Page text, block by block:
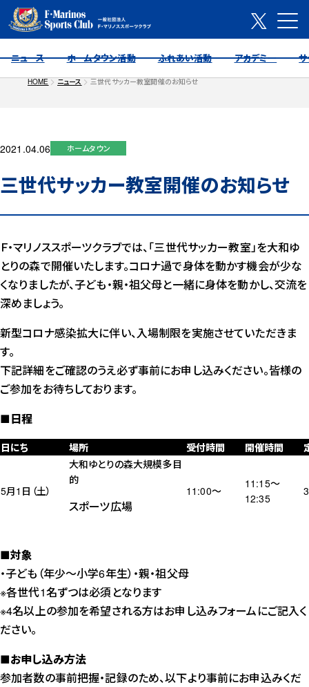
ニュース ホームタウン活動 ふれあい活動 アカデミー
HOME ニュース 三世代サッカー教室開催のお知らせ
2021.04.06 ホームタウン
三世代サッカー教室開催のお知らせ
Ｆ・マリノススポーツクラブでは、「三世代サッカー教室」を大和ゆ
とりの森で開催いたします。コロナ過で身体を動かす機会が少な
くなりましたが、子ども・親・祖父母と一緒に身体を動かし、交流を
深めましょう。
新型コロナ感染拡大に伴い、入場制限を実施させていただきま
す。
下記詳細をご確認のうえ必ず事前にお申し込みください。皆様の
ご参加をお待ちしております。
■日程
日にち 場所 受付時間 開催時間
5月1日（土）
大和ゆとりの森大規模多目
的
スポーツ広場
11:00～
11:15～
12:35
■対象
・子ども（年少～小学6年生）・親・祖父母
※各世代1名ずつは必須となります
※4名以上の参加を希望される方はお申し込みフォームにご記入く
ださい。
■お申し込み方法
参加者数の事前把握・記録のため、以下より事前にお申込みくだ